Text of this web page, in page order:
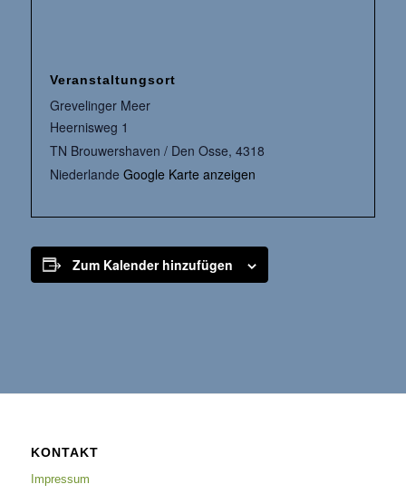
Veranstaltungsort
Grevelinger Meer
Heernisweg 1
TN Brouwershaven / Den Osse, 4318
Niederlande Google Karte anzeigen
Zum Kalender hinzufügen
KONTAKT
Impressum